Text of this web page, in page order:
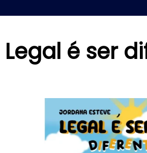
Legal é ser